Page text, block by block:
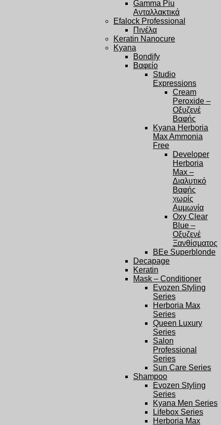
Gamma Piu
Ανταλλακτικά
Efalock Professional
Πινέλα
Keratin Nanocure
Kyana
Bondify
Βαφείο
Studio
Expressions
Cream
Peroxide –
Οξυζενέ
Βαφής
Kyana Herboria
Max Ammonia
Free
Developer
Herboria
Max –
Διαλυτικό
Βαφής
χωρίς
Αμμωνία
Oxy Clear
Blue –
Οξυζενέ
Ξανθίσματος
BEe Superblonde
Decapage
Keratin
Mask – Conditioner
Evozen Styling
Series
Herboria Max
Series
Queen Luxury
Series
Salon
Professional
Series
Sun Care Series
Shampoo
Evozen Styling
Series
Kyana Men Series
Lifebox Series
Herboria Max